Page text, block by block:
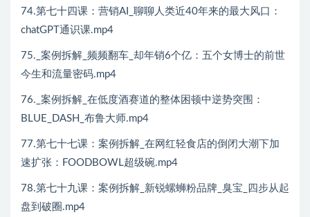
74.第七十四课：营销AI_聊聊人类近40年来的最大风口：
chatGPT通识课.mp4
75._案例拆解_频频翻车_却年销6个亿：五个女博士的前世
今生和流量密码.mp4
76._案例拆解_在低度酒赛道的整体困顿中逆势突围：
BLUE_DASH_布鲁大师.mp4
77.第七十七课：案例拆解_在网红轻食店的倒闭大潮下加
速扩张：FOODBOWL超级碗.mp4
78.第七十九课：案例拆解_新锐螺蛳粉品牌_臭宝_四步从起
盘到破圈.mp4